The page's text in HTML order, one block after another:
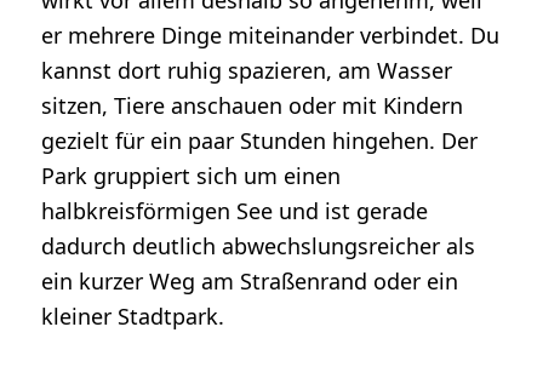
er mehrere Dinge miteinander verbindet. Du
kannst dort ruhig spazieren, am Wasser
sitzen, Tiere anschauen oder mit Kindern
gezielt für ein paar Stunden hingehen. Der
Park gruppiert sich um einen
halbkreisförmigen See und ist gerade
dadurch deutlich abwechslungsreicher als
ein kurzer Weg am Straßenrand oder ein
kleiner Stadtpark.